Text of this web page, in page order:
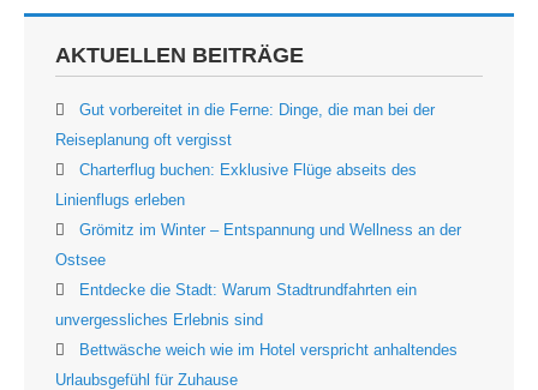
AKTUELLEN BEITRÄGE
Gut vorbereitet in die Ferne: Dinge, die man bei der
Reiseplanung oft vergisst
Charterflug buchen: Exklusive Flüge abseits des
Linienflugs erleben
Grömitz im Winter – Entspannung und Wellness an der
Ostsee
Entdecke die Stadt: Warum Stadtrundfahrten ein
unvergessliches Erlebnis sind
Bettwäsche weich wie im Hotel verspricht anhaltendes
Urlaubsgefühl für Zuhause